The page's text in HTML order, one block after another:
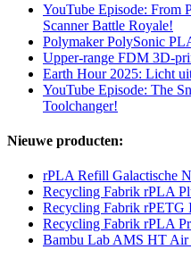
YouTube Episode: From
Scanner Battle Royale!
Polymaker PolySonic
Upper-range FDM 3D-
Earth Hour 2025: Licht
YouTube Episode: The
Toolchanger!
Nieuwe producten:
rPLA Refill Galactische
Recycling Fabrik rPLA
Recycling Fabrik rPETG
Recycling Fabrik rPLA
Bambu Lab AMS HT